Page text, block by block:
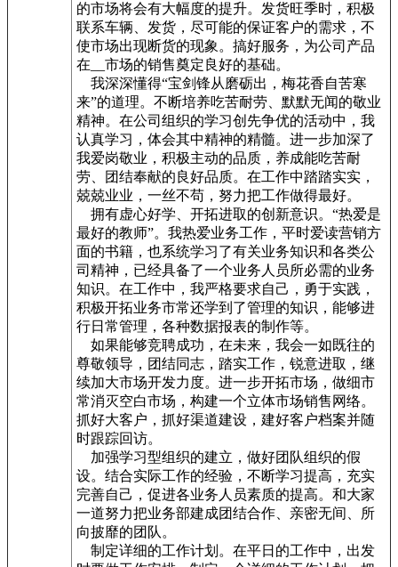
的市场将会有大幅度的提升。发货旺季时，积极
联系车辆、发货，尽可能的保证客户的需求，不
使市场出现断货的现象。搞好服务，为公司产品
在__市场的销售奠定良好的基础。
我深深懂得“宝剑锋从磨砺出，梅花香自苦寒
来”的道理。不断培养吃苦耐劳、默默无闻的敬业
精神。在公司组织的学习创先争优的活动中，我
认真学习，体会其中精神的精髓。进一步加深了
我爱岗敬业，积极主动的品质，养成能吃苦耐
劳、团结奉献的良好品质。在工作中踏踏实实，
兢兢业业，一丝不苟，努力把工作做得最好。
拥有虚心好学、开拓进取的创新意识。“热爱是
最好的教师”。我热爱业务工作，平时爱读营销方
面的书籍，也系统学习了有关业务知识和各类公
司精神，已经具备了一个业务人员所必需的业务
知识。在工作中，我严格要求自己，勇于实践，
积极开拓业务市常还学到了管理的知识，能够进
行日常管理，各种数据报表的制作等。
如果能够竞聘成功，在未来，我会一如既往的
尊敬领导，团结同志，踏实工作，锐意进取，继
续加大市场开发力度。进一步开拓市场，做细市
常消灭空白市场，构建一个立体市场销售网络。
抓好大客户，抓好渠道建设，建好客户档案并随
时跟踪回访。
加强学习型组织的建立，做好团队组织的假
设。结合实际工作的经验，不断学习提高，充实
完善自己，促进各业务人员素质的提高。和大家
一道努力把业务部建成团结合作、亲密无间、所
向披靡的团队。
制定详细的工作计划。在平日的工作中，出发